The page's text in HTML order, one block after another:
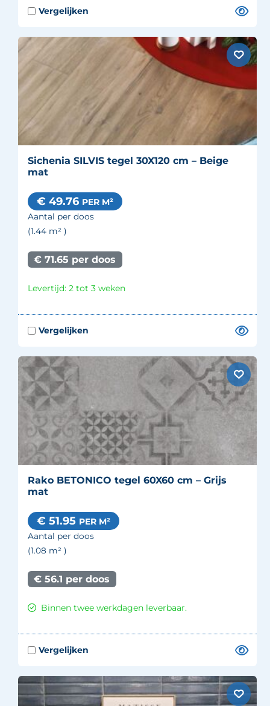
Sichenia SILVIS tegel 30X120 cm – Beige
mat
€ 49.76 PER M²
Aantal per doos
(1.44 m² )
€ 71.65 per doos
Levertijd: 2 tot 3 weken
Rako BETONICO tegel 60X60 cm – Grijs
mat
€ 51.95 PER M²
Aantal per doos
(1.08 m² )
€ 56.1 per doos
Binnen twee werkdagen leverbaar.